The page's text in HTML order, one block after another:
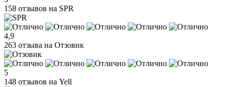
158 отзывов на SPR
4,9
263 отзыва на Отзовик
5
148 отзывов на Yell